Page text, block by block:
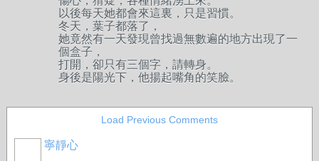
以後每天她都會來這裏，只是習慣。
冬天，葉子都落了，
她竟然有一天發現曾找過無數遍的地方出現了一
個盒子，
打開，卻只有三個字，請轉身。
身後是陽光下，他揚起嘴角的笑臉。
Load Previous Comments
寧靜心